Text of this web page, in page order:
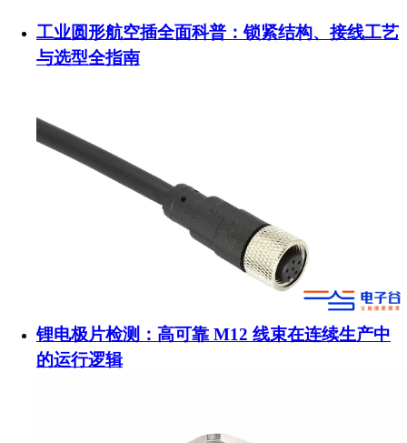
工业圆形航空插全面科普：锁紧结构、接线工艺
与选型全指南
锂电极片检测：高可靠 M12 线束在连续生产中
的运行逻辑